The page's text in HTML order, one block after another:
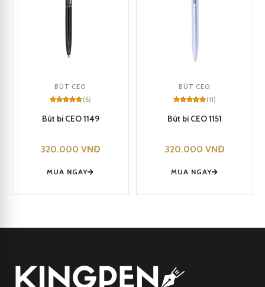
BÚT CEO
out of 5
based on
(6)
Bút bi CEO 1149
320.000 VNĐ
MUA NGAY
BÚT CEO
out of 5
based on
(11)
Bút bi CEO 1151
320.000 VNĐ
MUA NGAY